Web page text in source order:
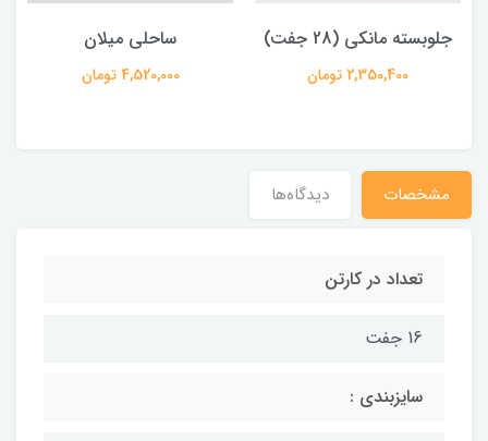
جلوبسته مانکی (28 جفت)
2,350,400 تومان
ساحلی میلان
4,520,000 تومان
مشخصات دیدگاه‌ها
تعداد در کارتن
16 جفت
سایزبندی :